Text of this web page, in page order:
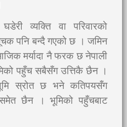
व्यक्ति वा परिवारको
पनि बन्दै गएको छ । जमिन
मर्यादा नै फरक छ नेपाली
पहुँच सबैसँग उत्तिकै छैन ।
स्रोत छ भने कतिपयसँग
छैन । भूमिको पहुँचबाट